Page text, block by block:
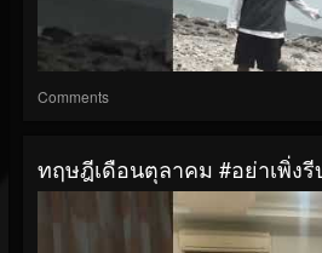
Comments
ทฤษฎีเดือนตุลาคม #อย่าเพิ่งรี